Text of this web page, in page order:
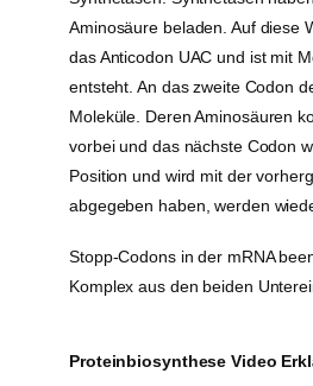
Aminosäure beladen. Auf diese
das Anticodon UAC und ist mit
entsteht. An das zweite Codon
Moleküle. Deren Aminosäuren
vorbei und das nächste Codon
Position und wird mit der
abgegeben haben, werden
Stopp-Codons in der mRNA
Komplex aus den beiden
Proteinbiosynthese Video